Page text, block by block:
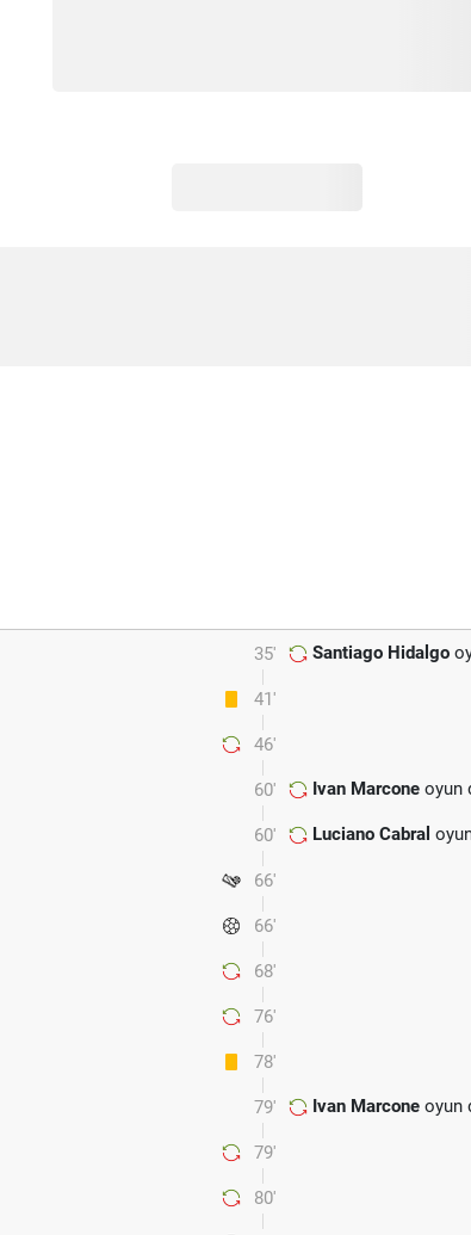
35' Santiago Hidalgo
41'
46'
60' Ivan Marcone oyun
60' Luciano Cabral
66'
66'
68'
76'
78'
79' Ivan Marcone oyun
79'
80'